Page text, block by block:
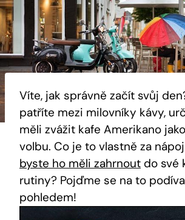
Víte, jak ⁤správně začít svůj
patříte mezi milovníky kávy,
měli zvážit kafe Amerikano‍
volbu.⁤ Co⁤ je to vlastně za⁢
byste ho měli zahrnout do⁢ své
rutiny?‌ Pojďme se na to
pohledem!